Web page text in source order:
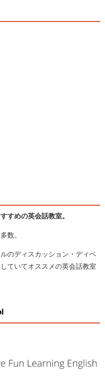
すめの英会話教室。
数。
のディスカッション・ディベ
ていてオススメの英会話教室